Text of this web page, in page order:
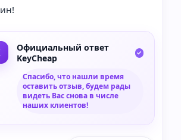
Официальный ответ
KeyCheap
Спасибо, что нашли время
оставить отзыв, будем рады
видеть Вас снова в числе
наших клиентов!